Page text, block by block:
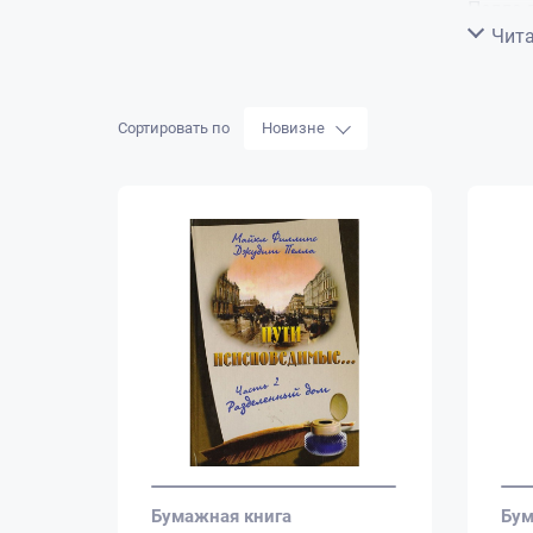
Сортировать по Новизне
Бумажная книга